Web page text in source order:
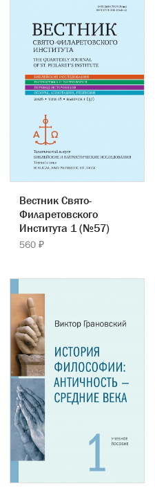
Вестник Свято-
Филаретовского
Института 1 (№57)
560 ₽